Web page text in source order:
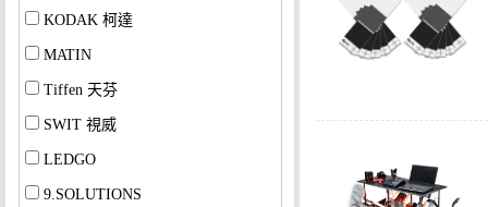
KODAK 柯達
MATIN
Tiffen 天芬
SWIT 視威
LEDGO
9.SOLUTIONS